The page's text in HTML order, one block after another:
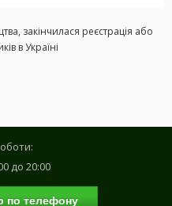
закінчилася реєстрація або
в Україні
до 20:00
по телефону